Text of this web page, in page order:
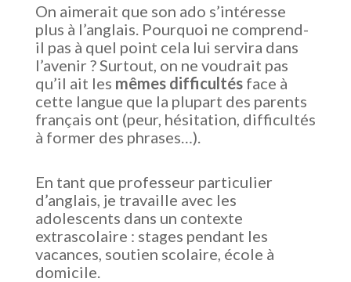
On aimerait que son ado s’intéresse
plus à l’anglais. Pourquoi ne comprend-
il pas à quel point cela lui servira dans
l’avenir ? Surtout, on ne voudrait pas
qu’il ait les mêmes difficultésface à
cette langue que la plupart des parents
français ont (peur, hésitation, difficultés
à former des phrases…).
En tant que professeur particulier
d’anglais, je travaille avec les
adolescents dans un contexte
extrascolaire : stages pendant les
vacances, soutien scolaire, école à
domicile.